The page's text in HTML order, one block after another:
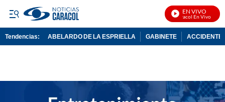
EN VIVO
Noticias Caracol En Vivo
Tendencias: ABELARDO DE LA ESPRIELLA GABINETE ACCIDENTE